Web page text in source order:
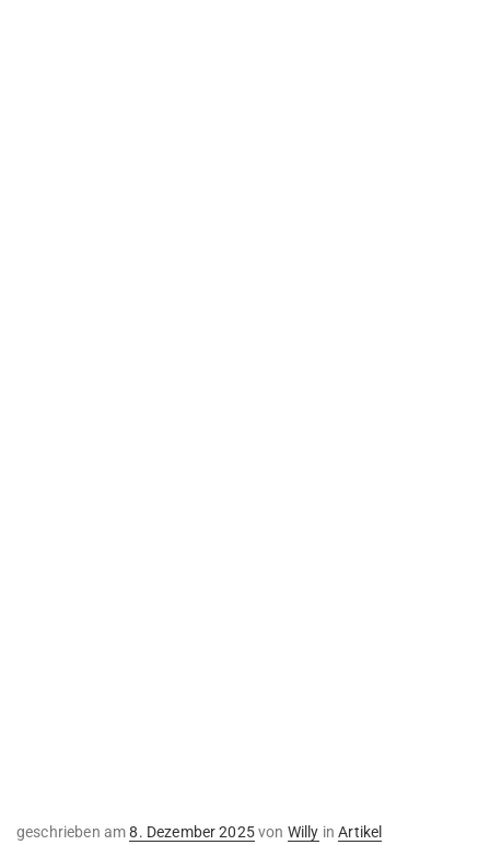
geschrieben amVeröffentlicht
8. Dezember 2025von Willy inArtikel